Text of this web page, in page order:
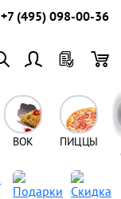
+7 (495) 098-00-36
ВОК ПИЦЦЫ